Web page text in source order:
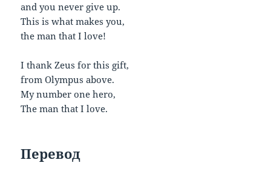
and you never give up.
This is what makes you,
the man that I love!
I thank Zeus for this gift,
from Olympus above.
My number one hero,
The man that I love.
Перевод